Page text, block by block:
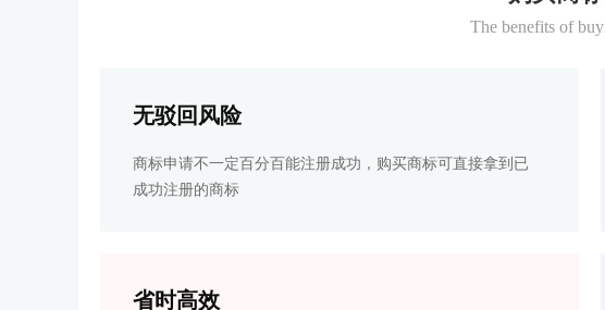
The benefits of
无驳回风险
商标申请不一定百分百能注册成功，购买商标可直接拿到已
成功注册的商标
省时高效